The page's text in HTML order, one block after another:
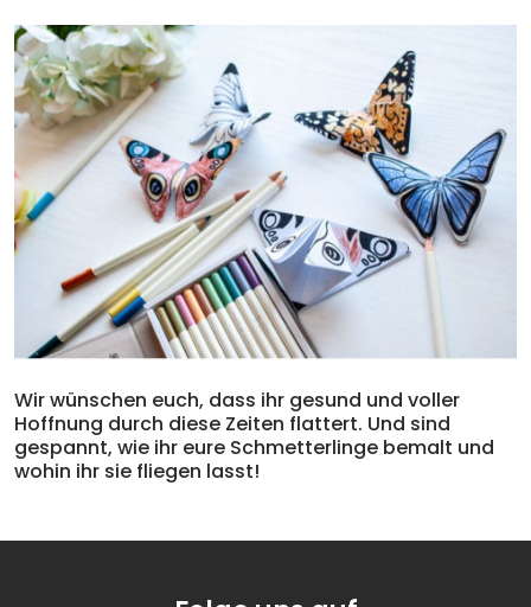
Wir wünschen euch, dass ihr gesund und voller
Hoffnung durch diese Zeiten flattert. Und sind
gespannt, wie ihr eure Schmetterlinge bemalt und
wohin ihr sie fliegen lasst!